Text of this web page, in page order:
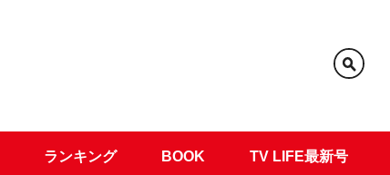
ランキング BOOK TV LIFE最新号